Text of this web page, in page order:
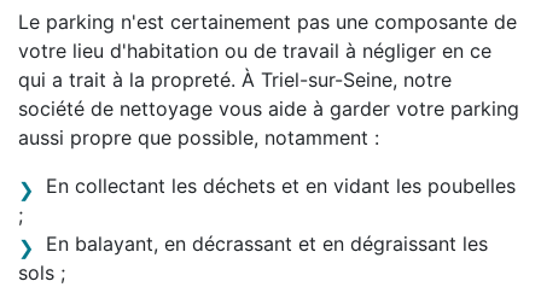
Le parking n'est certainement pas une composante de
votre lieu d'habitation ou de travail à négliger en ce
qui a trait à la propreté. À Triel-sur-Seine, notre
société de nettoyage vous aide à garder votre parking
aussi propre que possible, notamment :
En collectant les déchets et en vidant les poubelles
;
En balayant, en décrassant et en dégraissant les
sols ;